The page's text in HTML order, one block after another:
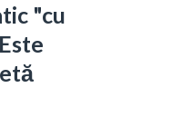
"cu